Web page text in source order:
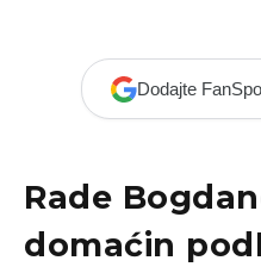
Dodajte
Rade
domaćin